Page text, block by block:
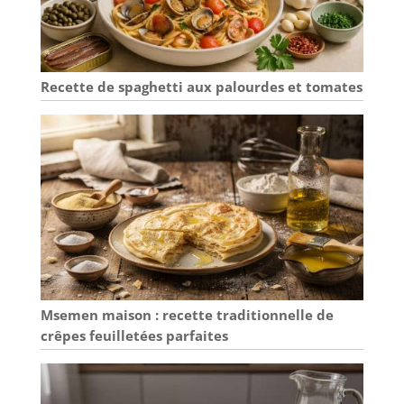
reste bien en place
sur la table, sans
glisser ni basculer.
La surface durable
résiste à l'usure
visible causée par
les fourchettes et
les couteaux au
quotidien. Conçu
pour durer à
travers tous les
repas en famille.
【PASSE AU
MICRO-ONDES ET
AU LAVE-
VAISSELLE】
Aucune
manipulation
particulière
requise. Le set
passe directement
Recette de spaghetti aux palourdes et tomates
Msemen maison : recette traditionnelle de
crêpes feuilletées parfaites